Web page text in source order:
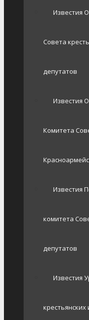
Известия
Совета
депутатов
Известия
Комитета
Известия
комитета
депутатов
Известия
крестьянских